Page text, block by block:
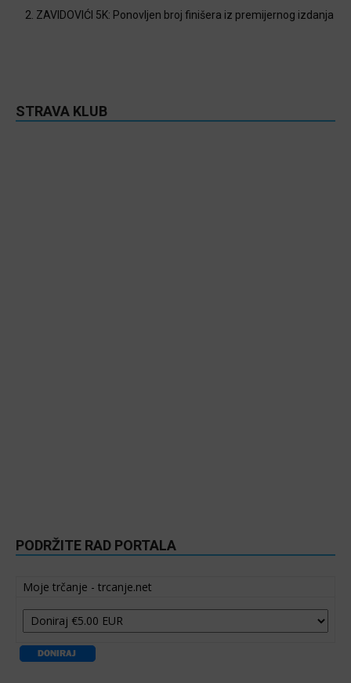
2. ZAVIDOVIĆI 5K: Ponovljen broj finišera iz premijernog izdanja
STRAVA KLUB
PODRŽITE RAD PORTALA
Moje trčanje - trcanje.net